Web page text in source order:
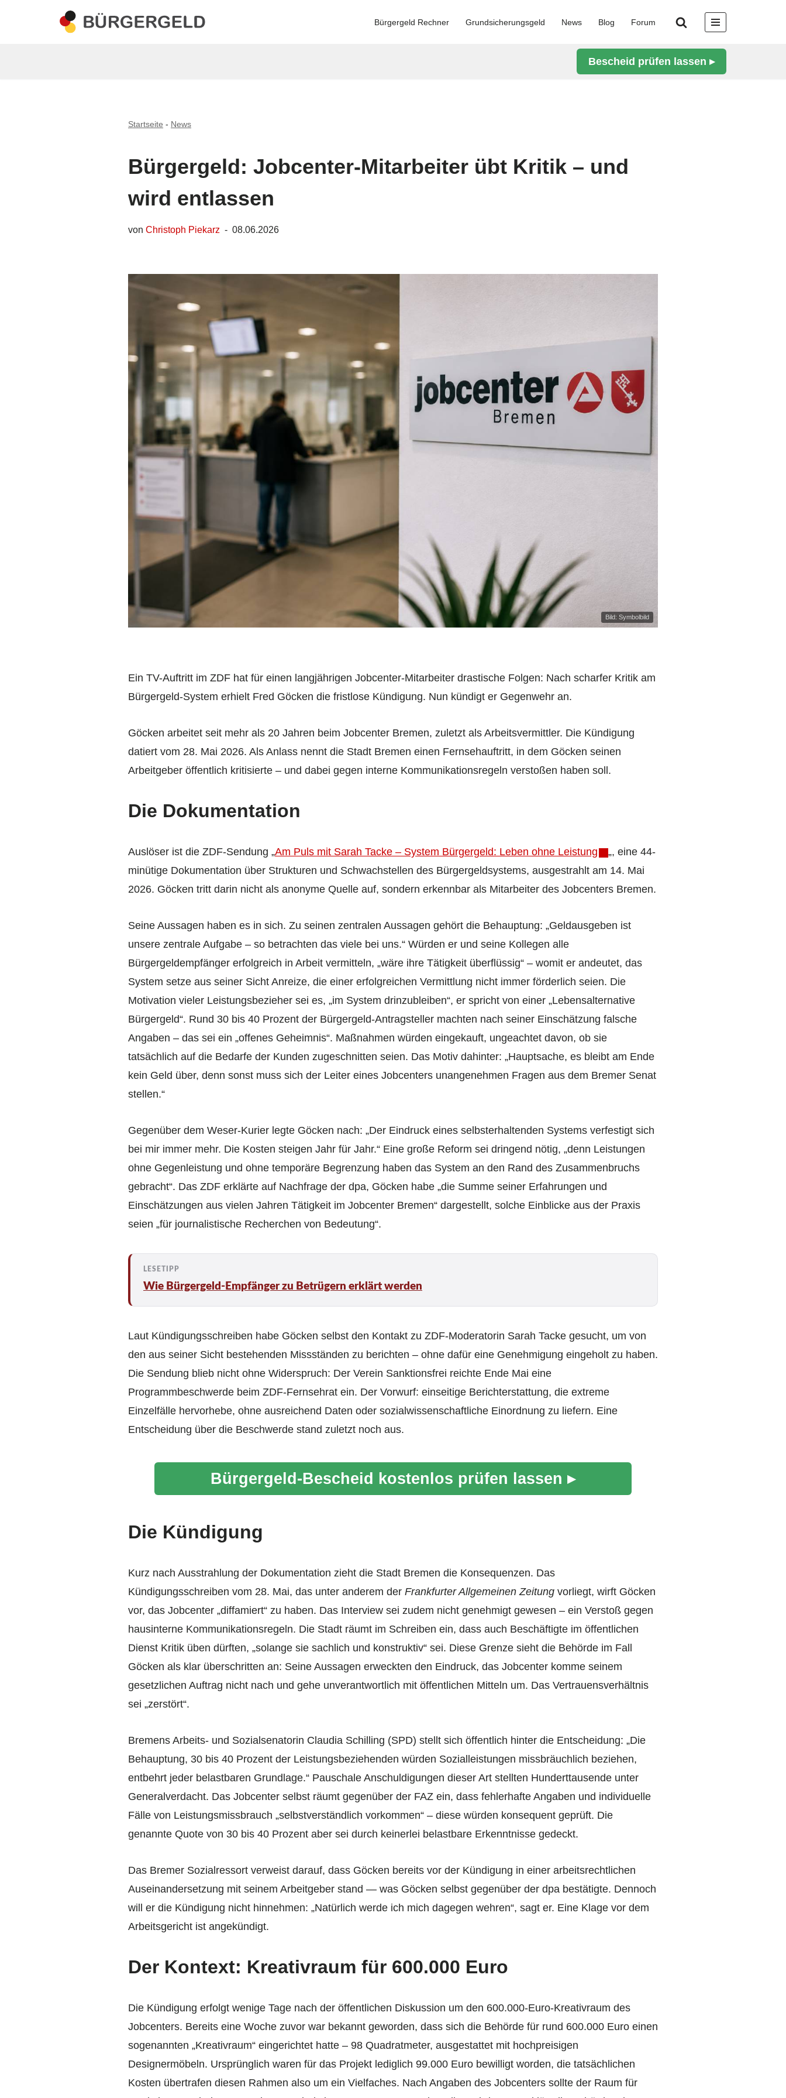
Bürgergeld Rechner Grundsicherungsgeld News Blog Forum
Bescheid prüfen lassen ▸
Startseite - News
Bürgergeld: Jobcenter-Mitarbeiter übt Kritik – und
wird entlassen
von Christoph Piekarz 08.06.2026
Bild: Symbolbild
Ein TV-Auftritt im ZDF hat für einen langjährigen Jobcenter-Mitarbeiter drastische Folgen: Nach scharfer Kritik am
Bürgergeld-System erhielt Fred Göcken die fristlose Kündigung. Nun kündigt er Gegenwehr an.
Göcken arbeitet seit mehr als 20 Jahren beim Jobcenter Bremen, zuletzt als Arbeitsvermittler. Die Kündigung
datiert vom 28. Mai 2026. Als Anlass nennt die Stadt Bremen einen Fernsehauftritt, in dem Göcken seinen
Arbeitgeber öffentlich kritisierte – und dabei gegen interne Kommunikationsregeln verstoßen haben soll.
Die Dokumentation
Auslöser ist die ZDF-Sendung „Am Puls mit Sarah Tacke – System Bürgergeld: Leben ohne Leistung
„, eine 44-
minütige Dokumentation über Strukturen und Schwachstellen des Bürgergeldsystems, ausgestrahlt am 14. Mai
2026. Göcken tritt darin nicht als anonyme Quelle auf, sondern erkennbar als Mitarbeiter des Jobcenters Bremen.
Seine Aussagen haben es in sich. Zu seinen zentralen Aussagen gehört die Behauptung: „Geldausgeben ist
unsere zentrale Aufgabe – so betrachten das viele bei uns.“ Würden er und seine Kollegen alle
Bürgergeldempfänger erfolgreich in Arbeit vermitteln, „wäre ihre Tätigkeit überflüssig“ – womit er andeutet, das
System setze aus seiner Sicht Anreize, die einer erfolgreichen Vermittlung nicht immer förderlich seien. Die
Motivation vieler Leistungsbezieher sei es, „im System drinzubleiben“, er spricht von einer „Lebensalternative
Bürgergeld“. Rund 30 bis 40 Prozent der Bürgergeld-Antragsteller machten nach seiner Einschätzung falsche
Angaben – das sei ein „offenes Geheimnis“. Maßnahmen würden eingekauft, ungeachtet davon, ob sie
tatsächlich auf die Bedarfe der Kunden zugeschnitten seien. Das Motiv dahinter: „Hauptsache, es bleibt am Ende
kein Geld über, denn sonst muss sich der Leiter eines Jobcenters unangenehmen Fragen aus dem Bremer Senat
stellen.“
Gegenüber dem Weser-Kurier legte Göcken nach: „Der Eindruck eines selbsterhaltenden Systems verfestigt sich
bei mir immer mehr. Die Kosten steigen Jahr für Jahr.“ Eine große Reform sei dringend nötig, „denn Leistungen
ohne Gegenleistung und ohne temporäre Begrenzung haben das System an den Rand des Zusammenbruchs
gebracht“. Das ZDF erklärte auf Nachfrage der dpa, Göcken habe „die Summe seiner Erfahrungen und
Einschätzungen aus vielen Jahren Tätigkeit im Jobcenter Bremen“ dargestellt, solche Einblicke aus der Praxis
seien „für journalistische Recherchen von Bedeutung“.
Wie Bürgergeld-Empfänger zu Betrügern erklärt werden
Laut Kündigungsschreiben habe Göcken selbst den Kontakt zu ZDF-Moderatorin Sarah Tacke gesucht, um von
den aus seiner Sicht bestehenden Missständen zu berichten – ohne dafür eine Genehmigung eingeholt zu haben.
Die Sendung blieb nicht ohne Widerspruch: Der Verein Sanktionsfrei reichte Ende Mai eine
Programmbeschwerde beim ZDF-Fernsehrat ein. Der Vorwurf: einseitige Berichterstattung, die extreme
Einzelfälle hervorhebe, ohne ausreichend Daten oder sozialwissenschaftliche Einordnung zu liefern. Eine
Entscheidung über die Beschwerde stand zuletzt noch aus.
Bürgergeld-Bescheid kostenlos prüfen lassen ▸
Die Kündigung
Kurz nach Ausstrahlung der Dokumentation zieht die Stadt Bremen die Konsequenzen. Das
Kündigungsschreiben vom 28. Mai, das unter anderem der Frankfurter Allgemeinen Zeitung vorliegt, wirft Göcken
vor, das Jobcenter „diffamiert“ zu haben. Das Interview sei zudem nicht genehmigt gewesen – ein Verstoß gegen
hausinterne Kommunikationsregeln. Die Stadt räumt im Schreiben ein, dass auch Beschäftigte im öffentlichen
Dienst Kritik üben dürften, „solange sie sachlich und konstruktiv“ sei. Diese Grenze sieht die Behörde im Fall
Göcken als klar überschritten an: Seine Aussagen erweckten den Eindruck, das Jobcenter komme seinem
gesetzlichen Auftrag nicht nach und gehe unverantwortlich mit öffentlichen Mitteln um. Das Vertrauensverhältnis
sei „zerstört“.
Bremens Arbeits- und Sozialsenatorin Claudia Schilling (SPD) stellt sich öffentlich hinter die Entscheidung: „Die
Behauptung, 30 bis 40 Prozent der Leistungsbeziehenden würden Sozialleistungen missbräuchlich beziehen,
entbehrt jeder belastbaren Grundlage.“ Pauschale Anschuldigungen dieser Art stellten Hunderttausende unter
Generalverdacht. Das Jobcenter selbst räumt gegenüber der FAZ ein, dass fehlerhafte Angaben und individuelle
Fälle von Leistungsmissbrauch „selbstverständlich vorkommen“ – diese würden konsequent geprüft. Die
genannte Quote von 30 bis 40 Prozent aber sei durch keinerlei belastbare Erkenntnisse gedeckt.
Das Bremer Sozialressort verweist darauf, dass Göcken bereits vor der Kündigung in einer arbeitsrechtlichen
Auseinandersetzung mit seinem Arbeitgeber stand — was Göcken selbst gegenüber der dpa bestätigte. Dennoch
will er die Kündigung nicht hinnehmen: „Natürlich werde ich mich dagegen wehren“, sagt er. Eine Klage vor dem
Arbeitsgericht ist angekündigt.
Der Kontext: Kreativraum für 600.000 Euro
Die Kündigung erfolgt wenige Tage nach der öffentlichen Diskussion um den 600.000-Euro-Kreativraum des
Jobcenters. Bereits eine Woche zuvor war bekannt geworden, dass sich die Behörde für rund 600.000 Euro einen
sogenannten „Kreativraum“ eingerichtet hatte – 98 Quadratmeter, ausgestattet mit hochpreisigen
Designermöbeln. Ursprünglich waren für das Projekt lediglich 99.000 Euro bewilligt worden, die tatsächlichen
Kosten übertrafen diesen Rahmen also um ein Vielfaches. Nach Angaben des Jobcenters sollte der Raum für